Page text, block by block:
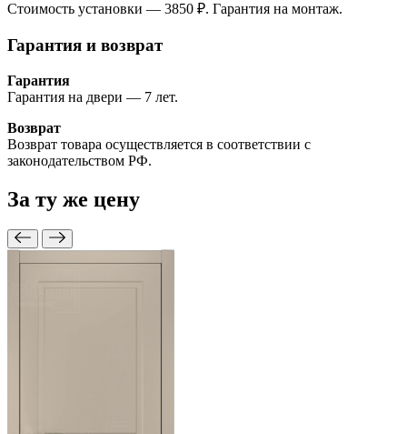
Стоимость установки — 3850 ₽. Гарантия на монтаж.
Гарантия и возврат
Гарантия
Гарантия на двери — 7 лет.
Возврат
Возврат товара осуществляется в соответствии с
законодательством РФ.
За ту же цену